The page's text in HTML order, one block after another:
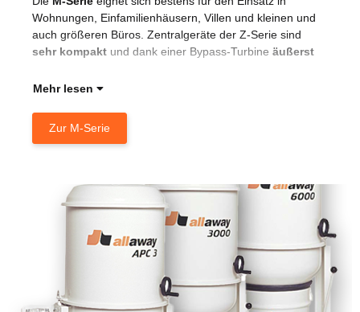
Wohnungen, Einfamilienhäusern, Villen und kleinen und
auch größeren Büros. Zentralgeräte der Z-Serie sind
sehr kompakt und dank einer Bypass-Turbine äußerst
Mehr lesen
Zur M-Serie